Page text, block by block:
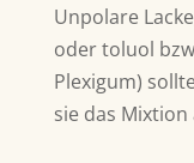
Unpolare
oder toluol
Plexigum)
sie das